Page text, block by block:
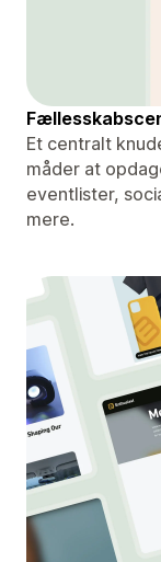
Et centralt
måder at
eventlister,
mere.